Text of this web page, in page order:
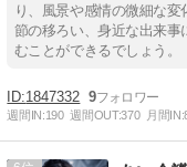
り、風景や感情の微細な
節の移ろい、身近な出来
むことができるでしょう。
1847332 9
週間IN:190 週間OUT:370 月間IN: